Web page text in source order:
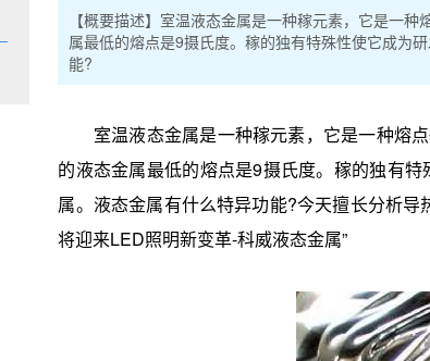
【概要描述】 室温液态金属是一种稼元素，它是一
属最低的熔点是9摄氏度。稼的独有特殊性使它成为
能?
室温液态金属是一种稼元素，它是一种熔点
的液态金属最低的熔点是9摄氏度。稼的独有
属。液态金属有什么特异功能?今天擅长分析
将迎来LED照明新变革-科威液态金属”